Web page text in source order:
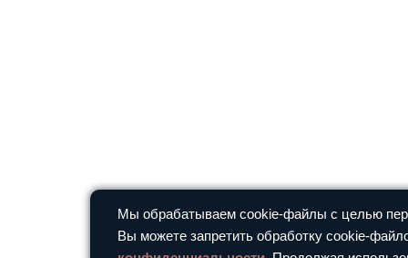
Мы обрабатываем cookie-файлы с целью
Вы можете запретить обработку cookie-